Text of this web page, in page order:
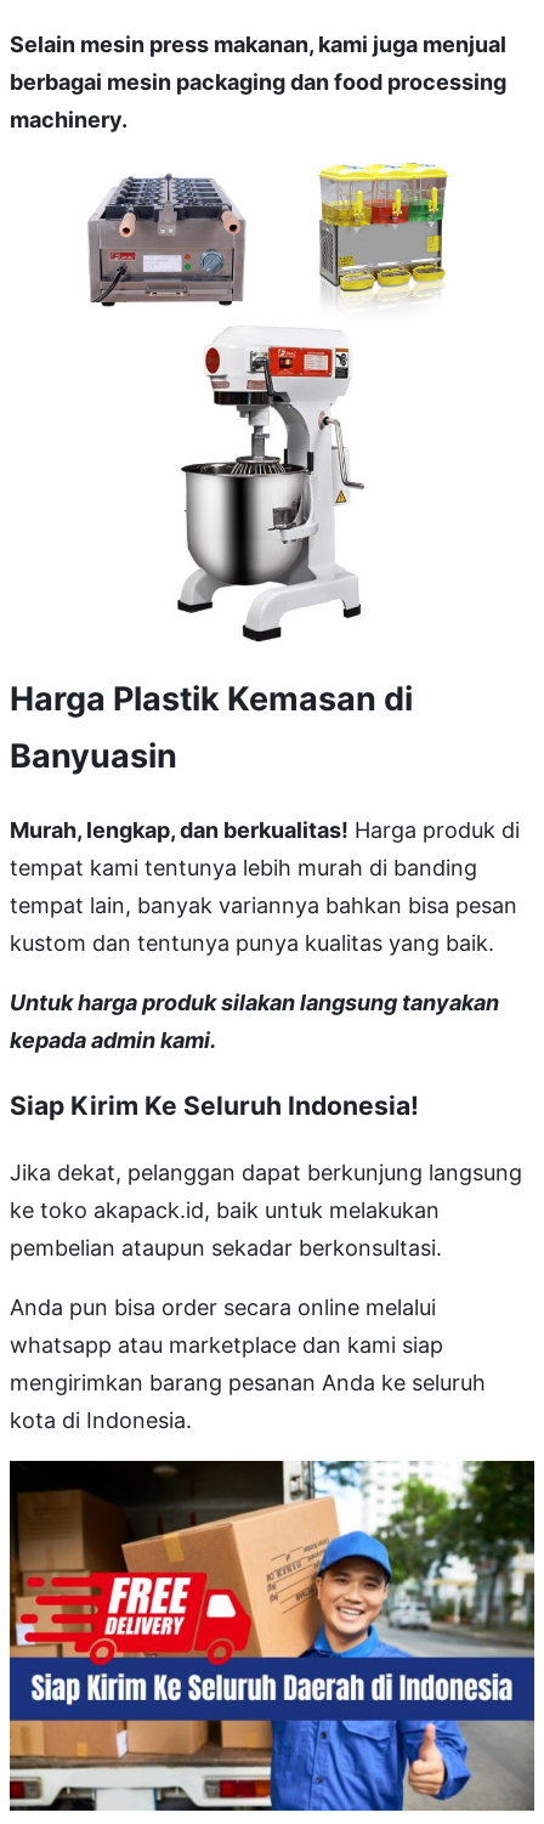
Selain mesin press makanan, kami juga menjual
berbagai mesin packaging dan food processing
machinery.
Harga Plastik Kemasan di
Banyuasin
Murah, lengkap, dan berkualitas! Harga produk di
tempat kami tentunya lebih murah di banding
tempat lain, banyak variannya bahkan bisa pesan
kustom dan tentunya punya kualitas yang baik.
Untuk harga produk silakan langsung tanyakan
kepada admin kami.
Siap Kirim Ke Seluruh Indonesia!
Jika dekat, pelanggan dapat berkunjung langsung
ke toko akapack.id, baik untuk melakukan
pembelian ataupun sekadar berkonsultasi.
Anda pun bisa order secara online melalui
whatsapp atau marketplace dan kami siap
mengirimkan barang pesanan Anda ke seluruh
kota di Indonesia.